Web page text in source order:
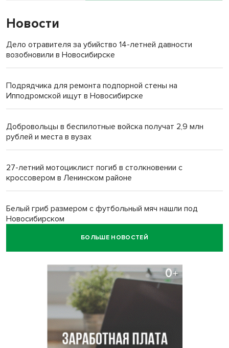
Новости
Дело отравителя за убийство 14-летней давности
возобновили в Новосибирске
Подрядчика для ремонта подпорной стены на
Ипподромской ищут в Новосибирске
Добровольцы в беспилотные войска получат 2,9 млн
рублей и места в вузах
27-летний мотоциклист погиб в столкновении с
кроссовером в Ленинском районе
Белый гриб размером с футбольный мяч нашли под
Новосибирском
Спортсмены Новосибирска сдали почти 15 литров крови
Фейковые письма о защите от БПЛА рассылают
предприятиям Новосибирска
Миллион за переезд: в сёла Новосибирской области едут
20 работников культуры
БОЛЬШЕ НОВОСТЕЙ